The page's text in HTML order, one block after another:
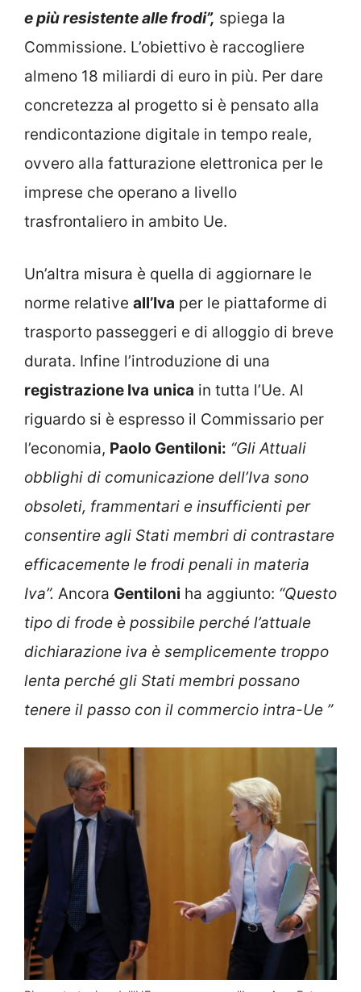
e più resistente alle frodi”, spiega la
Commissione. L’obiettivo è raccogliere
almeno 18 miliardi di euro in più. Per dare
concretezza al progetto si è pensato alla
rendicontazione digitale in tempo reale,
ovvero alla fatturazione elettronica per le
imprese che operano a livello
trasfrontaliero in ambito Ue.
Un’altra misura è quella di aggiornare le
norme relative all’Iva per le piattaforme di
trasporto passeggeri e di alloggio di breve
durata. Infine l’introduzione di una
registrazione Iva unica in tutta l’Ue. Al
riguardo si è espresso il Commissario per
l’economia, Paolo Gentiloni: “Gli Attuali
obblighi di comunicazione dell’Iva sono
obsoleti, frammentari e insufficienti per
consentire agli Stati membri di contrastare
efficacemente le frodi penali in materia
Iva”. Ancora Gentiloni ha aggiunto: “Questo
tipo di frode è possibile perché l’attuale
dichiarazione iva è semplicemente troppo
lenta perché gli Stati membri possano
tenere il passo con il commercio intra-Ue ”